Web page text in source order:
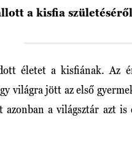
a kisfia
életet a kisfiának. Az
világra jött az első
a világsztár azt